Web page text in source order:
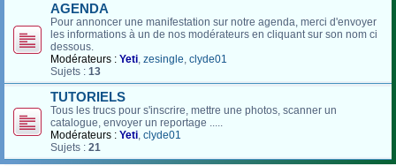
AGENDA
Pour annoncer une manifestation sur notre agenda, merci d'envoyer
les informations à un de nos modérateurs en cliquant sur son nom ci
dessous.
Modérateurs : Yeti, zesingle, clyde01
Sujets : 13
TUTORIELS
Tous les trucs pour s'inscrire, mettre une photos, scanner un
catalogue, envoyer un reportage .....
Modérateurs : Yeti, clyde01
Sujets : 21